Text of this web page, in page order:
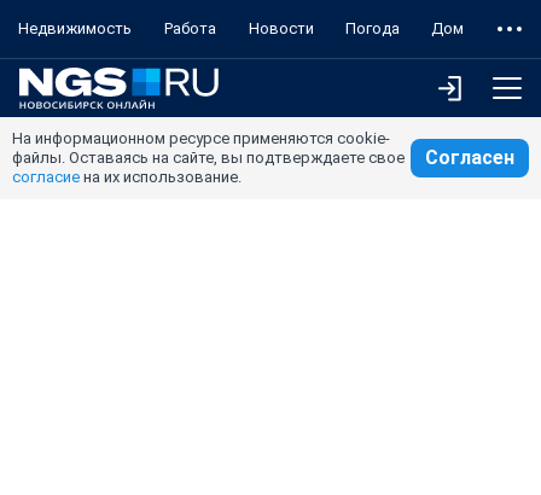
Недвижимость Работа Новости Погода Дом
На информационном ресурсе применяются cookie-
файлы. Оставаясь на сайте, вы подтверждаете свое
согласие на их использование.
Согласен